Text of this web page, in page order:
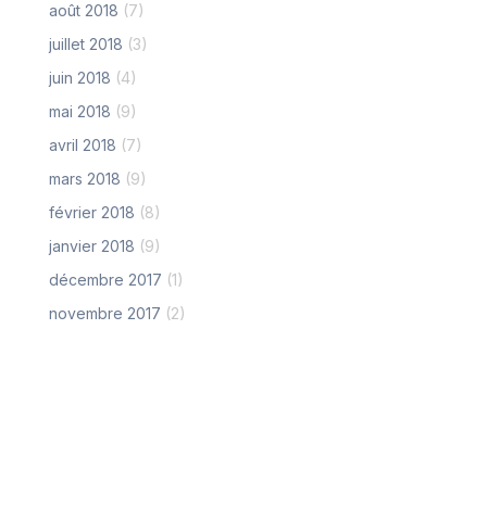
août 2018 (7)
juillet 2018 (3)
juin 2018 (4)
mai 2018 (9)
avril 2018 (7)
mars 2018 (9)
février 2018 (8)
janvier 2018 (9)
décembre 2017 (1)
novembre 2017 (2)